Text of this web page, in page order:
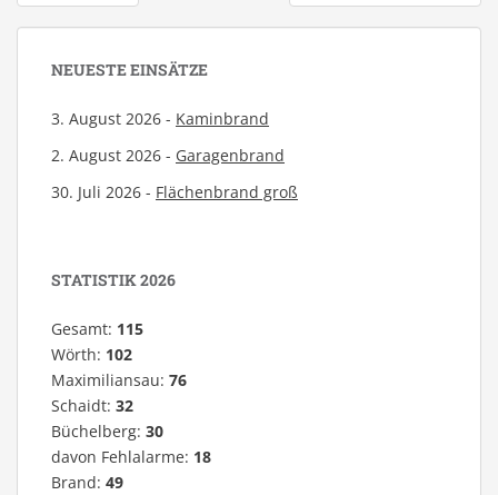
NEUESTE EINSÄTZE
3. August 2026 - Kaminbrand
2. August 2026 - Garagenbrand
30. Juli 2026 - Flächenbrand groß
STATISTIK 2026
Gesamt: 115
Wörth: 102
Maximiliansau: 76
Schaidt: 32
Büchelberg: 30
davon Fehlalarme: 18
Brand: 49